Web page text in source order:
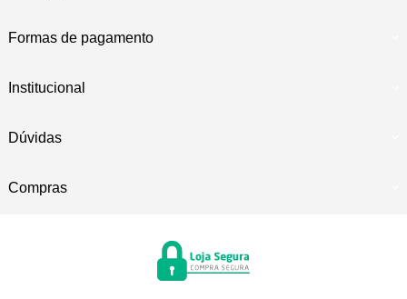
Formas de pagamento
Institucional
Dúvidas
Compras